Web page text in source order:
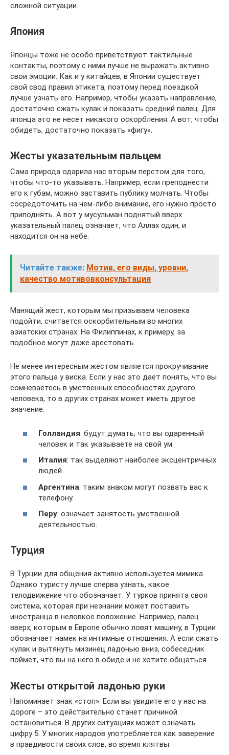
сложной ситуации.
Япония
Японцы тоже не особо приветствуют тактильные
контакты, поэтому с ними лучше не выражать активно
свои эмоции. Как и у китайцев, в Японии существует
свой свод правил этикета, поэтому перед поездкой
лучше узнать его. Например, чтобы указать направление,
достаточно сжать кулак и показать средний палец. Для
японца это не несет никакого оскорбления. А вот, чтобы
обидеть, достаточно показать «фигу».
Жесты указательным пальцем
Сама природа одарила нас вторым перстом для того,
чтобы что-то указывать. Например, если преподнести
его к губам, можно заставить публику молчать. Чтобы
сосредоточить на чем-либо внимание, его нужно просто
приподнять. А вот у мусульман поднятый вверх
указательный палец означает, что Аллах один, и
находится он на небе.
Читайте также: Мотив, его виды, уровни,
качество мотивовконсультация
Манящий жест, которым мы призываем человека
подойти, считается оскорбительным во многих
азиатских странах. На Филиппинах, к примеру, за
подобное могут даже арестовать.
Не менее интересным жестом является прокручивание
этого пальца у виска. Если у нас это дает понять, что вы
сомневаетесь в умственных способностях другого
человека, то в других странах может иметь другое
значение:
Голландия: будут думать, что вы одаренный
человек и так указываете на свой ум.
Италия: так выделяют наиболее эксцентричных
людей.
Аргентина: таким знаком могут позвать вас к
телефону.
Перу: означает занятость умственной
деятельностью.
Турция
В Турции для общения активно используется мимика.
Однако туристу лучше сперва узнать, какое
телодвижение что обозначает. У турков принята своя
система, которая при незнании может поставить
иностранца в неловкое положение. Например, палец
вверх, которым в Европе обычно ловят машину, в Турции
обозначает намек на интимные отношения. А если сжать
кулак и вытянуть мизинец ладонью вниз, собеседник
поймет, что вы на него в обиде и не хотите общаться.
Жесты открытой ладонью руки
Напоминает знак «стоп». Если вы увидите его у нас на
дороге – это действительно станет причиной
остановиться. В других ситуациях может означать
цифру 5. У многих народов употребляется как заверение
в правдивости своих слов, во время клятвы.